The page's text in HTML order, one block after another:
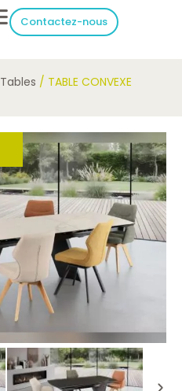
Contactez-nous
Tables / TABLE CONVEXE